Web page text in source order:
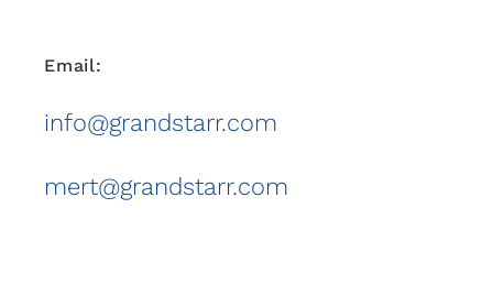
Email:
info@grandstarr.com
mert@grandstarr.com